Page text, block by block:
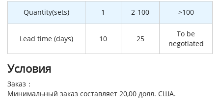
Quantity(sets)
1 2-100 >100
Lead time (days) 10 25
To be
negotiated
Условия
Заказ：
Минимальный заказ составляет 20,00 долл. США.